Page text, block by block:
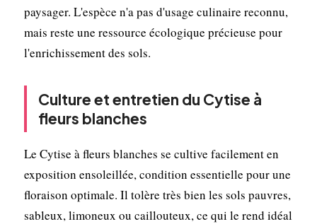
paysager. L'espèce n'a pas d'usage culinaire reconnu,
mais reste une ressource écologique précieuse pour
l'enrichissement des sols.
Culture et entretien du Cytise à
fleurs blanches
Le Cytise à fleurs blanches se cultive facilement en
exposition ensoleillée, condition essentielle pour une
floraison optimale. Il tolère très bien les sols pauvres,
sableux, limoneux ou caillouteux, ce qui le rend idéal